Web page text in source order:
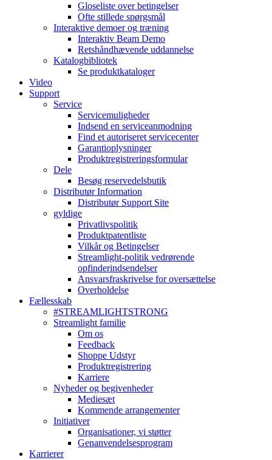
Gloseliste over betingelser
Ofte stillede spørgsmål
Interaktive demoer og træning
Interaktiv Beam Demo
Retshåndhævende uddannelse
Katalogbibliotek
Se produktkataloger
Video
Support
Service
Servicemuligheder
Indsend en serviceanmodning
Find et autoriseret servicecenter
Garantioplysninger
Produktregistreringsformular
Dele
Besøg reservedelsbutik
Distributør Information
Distributør Support Site
gyldige
Privatlivspolitik
Produktpatentliste
Vilkår og Betingelser
Streamlight-politik vedrørende
opfinderindsendelser
Ansvarsfraskrivelse for oversættelse
Overholdelse
Fællesskab
#STREAMLIGHTSTRONG
Streamlight familie
Om os
Feedback
Shoppe Udstyr
Produktregistrering
Karriere
Nyheder og begivenheder
Mediesæt
Kommende arrangementer
Initiativer
Organisationer, vi støtter
Genanvendelsesprogram
Karrierer